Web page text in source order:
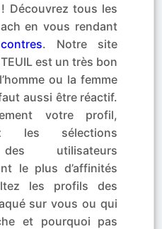
Découvrez tous les
en vous rendant
. Notre site
est un très bon
ou la femme
aussi être réactif.
votre profil,
les sélections
des utilisateurs
le plus d’affinités
les profils des
sur vous ou qui
et pourquoi pas